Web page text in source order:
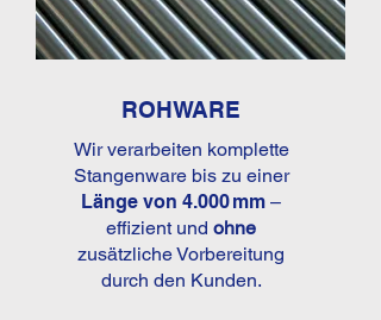
ROHWARE
Wir verarbeiten komplette
Stangenware bis zu einer
Länge von 4.000 mm –
effizient und ohne
zusätzliche Vorbereitung
durch den Kunden.